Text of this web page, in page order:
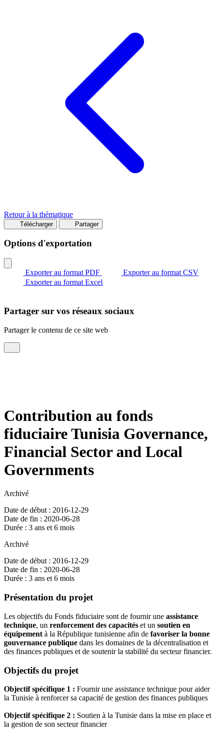
Retour à la thématique
Télécharger Partager
Options d'exportation
Exporter au format PDF
Exporter au format CSV
Exporter au format Excel
Partager sur vos réseaux sociaux
Partager le contenu de ce site web
Contribution au fonds
fiduciaire Tunisia Governance,
Financial Sector and Local
Governments
Archivé
Date de début : 2016-12-29
Date de fin : 2020-06-28
Durée : 3 ans et 6 mois
Archivé
Date de début : 2016-12-29
Date de fin : 2020-06-28
Durée : 3 ans et 6 mois
Présentation du projet
Les objectifs du Fonds fiduciaire sont de fournir une assistance
technique, un renforcement des capacités et un soutien en
équipement à la République tunisienne afin de favoriser la bonne
gouvernance publique dans les domaines de la décentralisation et
des finances publiques et de soutenir la stabilité du secteur financier.
Objectifs du projet
Objectif spécifique 1 : Fournir une assistance technique pour aider
la Tunisie à renforcer sa capacité de gestion des finances publiques
Objectif spécifique 2 : Soutien à la Tunisie dans la mise en place et
la gestion de son secteur financier